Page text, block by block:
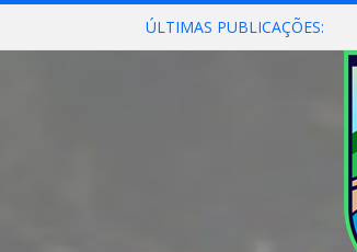
ÚLTIMAS PUBLICAÇÕES: